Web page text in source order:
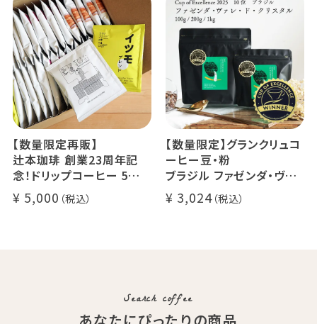
でお届け
デカフェ アイスコーヒー 1
【数量限定再販】
辻本珈琲 創業23周年記
念！ドリップコーヒー 5種
50杯セット
アニバーサリーブレンド（コ
5,000
【数量限定】グランクリュコ
ーヒー豆・粉
ブラジル ファゼンダ・ヴァ
レ・ド・クリスタル（100g /
200g / 1kg）
3,024
Search coffee